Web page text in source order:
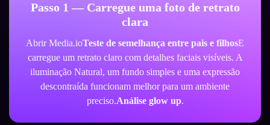
Passo 1 — Carregue uma foto de retrato
clara
Abrir Media.ioTeste de semelhança entre pais e filhosE
carregue um retrato claro com detalhes faciais visíveis. A
iluminação Natural, um fundo simples e uma expressão
descontraída funcionam melhor para um ambiente
preciso.Análise glow up.